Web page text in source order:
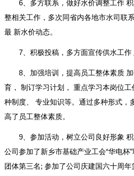
6、多方联系，做好水价调整工作
整相关工作，多次同省内各地市水司联
最 新水价动态。
7、积极投稿，多方面宣传供水工作
8、加强培训，提高员工整体素质
育， 制订学习计划， 重点学习本岗位
种制度、 专业知识等。通过多种形式，
高了员工整体素质。
9、参加活动，树立公司良好形象
公司参加了新乡市基础产业工会“华电杯
团体第三名; 参加了公司庆建国六十周